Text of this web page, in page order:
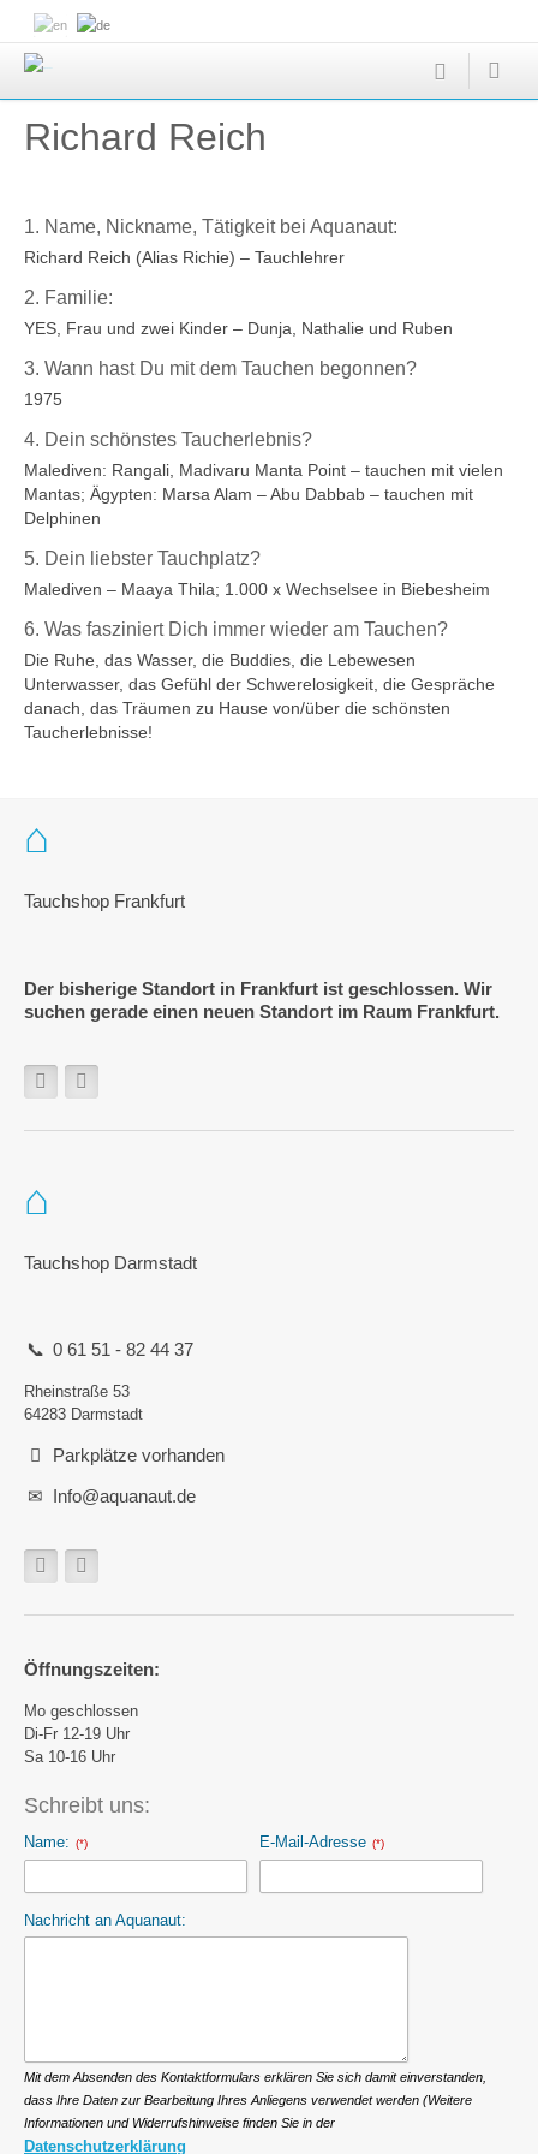
Richard Reich
1. Name, Nickname, Tätigkeit bei Aquanaut:
Richard Reich (Alias Richie) – Tauchlehrer
2. Familie:
YES, Frau und zwei Kinder – Dunja, Nathalie und Ruben
3. Wann hast Du mit dem Tauchen begonnen?
1975
4. Dein schönstes Taucherlebnis?
Malediven: Rangali, Madivaru Manta Point – tauchen mit vielen
Mantas; Ägypten: Marsa Alam – Abu Dabbab – tauchen mit
Delphinen
5. Dein liebster Tauchplatz?
Malediven – Maaya Thila; 1.000 x Wechselsee in Biebesheim
6. Was fasziniert Dich immer wieder am Tauchen?
Die Ruhe, das Wasser, die Buddies, die Lebewesen
Unterwasser, das Gefühl der Schwerelosigkeit, die Gespräche
danach, das Träumen zu Hause von/über die schönsten
Taucherlebnisse!
Tauchshop Frankfurt
Der bisherige Standort in Frankfurt ist geschlossen. Wir
suchen gerade einen neuen Standort im Raum Frankfurt.
Tauchshop Darmstadt
0 61 51 - 82 44 37
Rheinstraße 53
64283 Darmstadt
Parkplätze vorhanden
Info@aquanaut.de
Öffnungszeiten:
Mo geschlossen
Di-Fr 12-19 Uhr
Sa 10-16 Uhr
Schreibt uns:
Name: (*) E-Mail-Adresse (*)
Nachricht an Aquanaut:
Mit dem Absenden des Kontaktformulars erklären Sie sich damit einverstanden,
dass Ihre Daten zur Bearbeitung Ihres Anliegens verwendet werden (Weitere
Informationen und Widerrufshinweise finden Sie in der
Datenschutzerklärung